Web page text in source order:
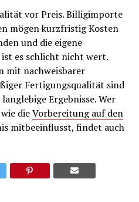
vor Preis. Billigimporte
mögen kurzfristig Kosten
und die eigene
es schlicht nicht wert.
mit nachweisbarer
Fertigungsqualität sind
Ergebnisse. Wer
dieVorbereitung auf den
mitbeeinflusst, findet auch